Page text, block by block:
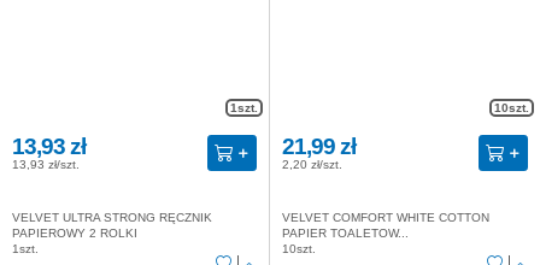
1szt.
13,93 zł
13,93 zł/szt.
VELVET ULTRA STRONG RĘCZNIK
PAPIEROWY 2 ROLKI
1szt.
10szt.
21,99 zł
2,20 zł/szt.
VELVET COMFORT WHITE COTTON
PAPIER TOALETOW...
10szt.